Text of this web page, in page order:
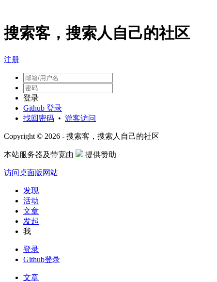
搜索客，搜索人自己的社区
注册
登录
Github 登录
找回密码 • 游客访问
Copyright © 2026 - 搜索客，搜索人自己的社区
本站服务器及带宽由 提供赞助
访问桌面版网站
发现
活动
文章
发起
我
登录
Github登录
文章